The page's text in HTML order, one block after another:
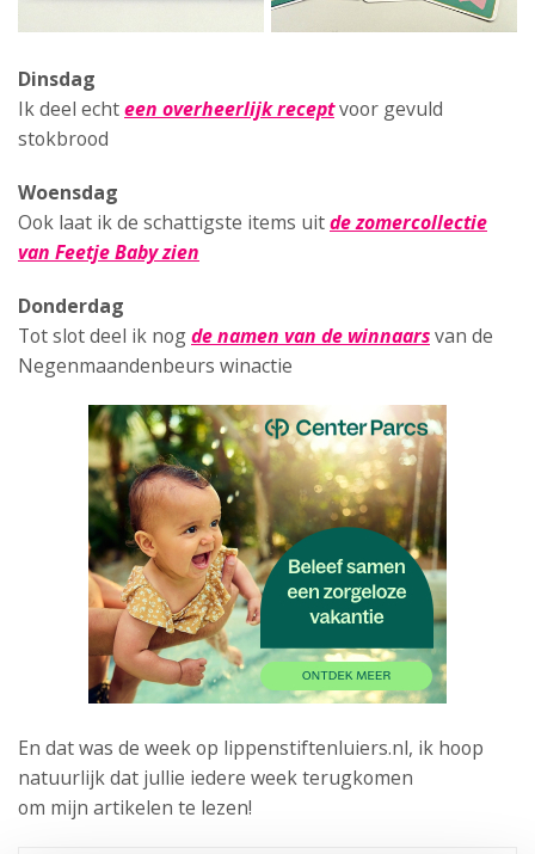
Dinsdag
Ik deel echteen overheerlijk receptvoor gevuld
stokbrood
Woensdag
Ook laat ik de schattigste items uitde zomercollectie
van Feetje Baby zien
Donderdag
Tot slot deel ik nogde namen van de winnaarsvan de
Negenmaandenbeurs winactie
En dat was de week op lippenstiftenluiers.nl, ik hoop
natuurlijk dat jullie iedere week terugkomen
om mijn artikelen te lezen!